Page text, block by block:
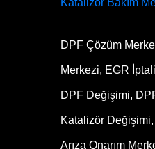
DPF Çözüm
Merkezi, EGR
DPF Değişimi,
Katalizör
Arıza Onarım